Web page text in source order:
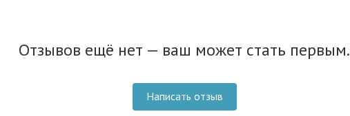
Отзывов ещё нет — ваш может стать первым.
Написать отзыв